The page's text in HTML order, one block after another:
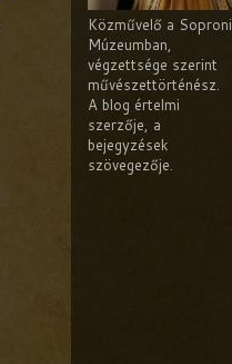
Közművelő a Soproni
Múzeumban,
végzettsége szerint
művészettörténész.
A blog értelmi
szerzője, a
bejegyzések
szövegezője.